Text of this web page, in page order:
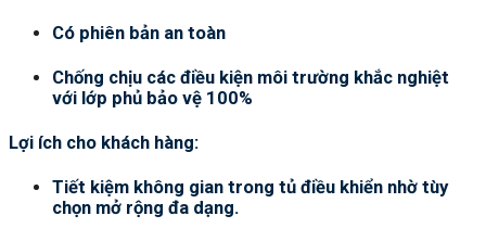
Có phiên bản an toàn
Chống chịu các điều kiện môi trường khắc nghiệt
với lớp phủ bảo vệ 100%
Lợi ích cho khách hàng:
Tiết kiệm không gian trong tủ điều khiển nhờ tùy
chọn mở rộng đa dạng.